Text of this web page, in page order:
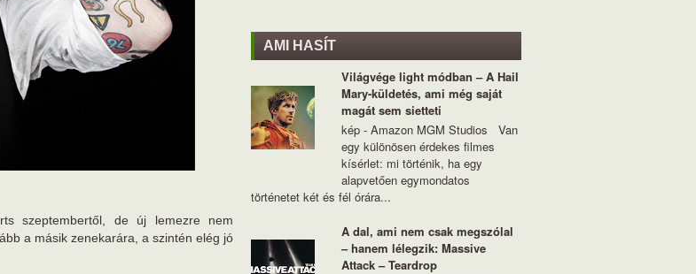
szeptembertől, de új lemezre nem
a másik zenekarára, a szintén elég jó
AMI HASÍT
Világvége light módban – A Hail
Mary-küldetés, ami még saját
magát sem sietteti
kép - Amazon MGM Studios Van
egy különösen érdekes filmes
kísérlet: mi történik, ha egy
alapvetően egymondatos
történetet két és fél órára...
A dal, ami nem csak megszólal
– hanem lélegzik: Massive
Attack – Teardrop